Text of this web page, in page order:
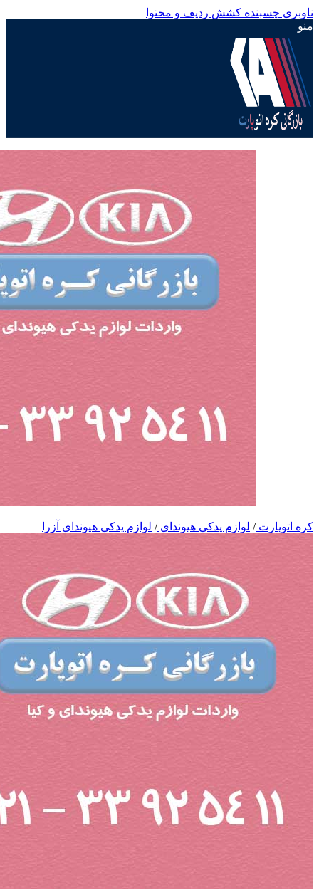
ناوبری چسبنده کشش ردیف و محتوا
منو
کره اتوپارت/ لوازم یدکی هیوندای/ لوازم یدکی هیوندای آزرا